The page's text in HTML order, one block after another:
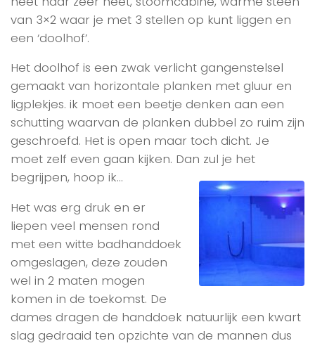
van 3×2 waar je met 3 stellen op kunt liggen en
een ‘doolhof’.
Het doolhof is een zwak verlicht gangenstelsel
gemaakt van horizontale planken met gluur en
ligplekjes. ik moet een beetje denken aan een
schutting waarvan de planken dubbel zo ruim zijn
geschroefd. Het is open maar toch dicht. Je
moet zelf even gaan kijken. Dan zul je het
begrijpen, hoop ik…
Het was erg druk en er
liepen veel mensen rond
met een witte badhanddoek
omgeslagen, deze zouden
wel in 2 maten mogen
komen in de toekomst. De
dames dragen de handdoek natuurlijk een kwart
slag gedraaid ten opzichte van de mannen dus